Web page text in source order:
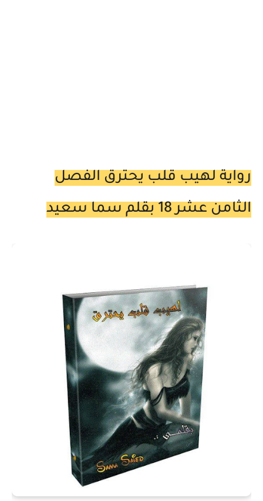
رواية لهيب قلب يحترق الفصل
الثامن عشر 18 بقلم سما سعيد